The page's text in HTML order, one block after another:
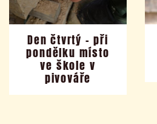
Den čtvrtý – při
pondělku místo
ve škole v
pivováře